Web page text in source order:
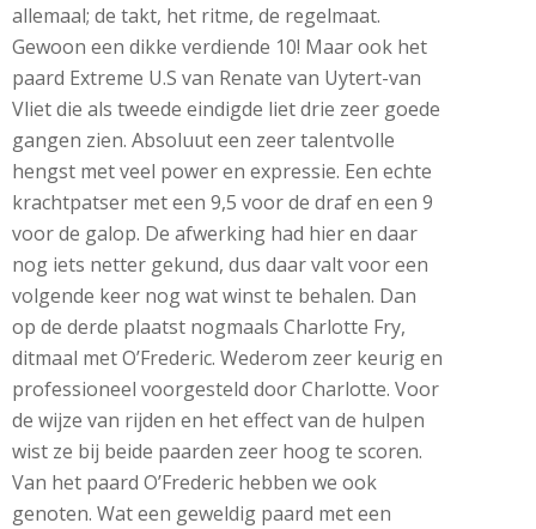
allemaal; de takt, het ritme, de regelmaat.
Gewoon een dikke verdiende 10! Maar ook het
paard Extreme U.S van Renate van Uytert-van
Vliet die als tweede eindigde liet drie zeer goede
gangen zien. Absoluut een zeer talentvolle
hengst met veel power en expressie. Een echte
krachtpatser met een 9,5 voor de draf en een 9
voor de galop. De afwerking had hier en daar
nog iets netter gekund, dus daar valt voor een
volgende keer nog wat winst te behalen. Dan
op de derde plaatst nogmaals Charlotte Fry,
ditmaal met O’Frederic. Wederom zeer keurig en
professioneel voorgesteld door Charlotte. Voor
de wijze van rijden en het effect van de hulpen
wist ze bij beide paarden zeer hoog te scoren.
Van het paard O’Frederic hebben we ook
genoten. Wat een geweldig paard met een